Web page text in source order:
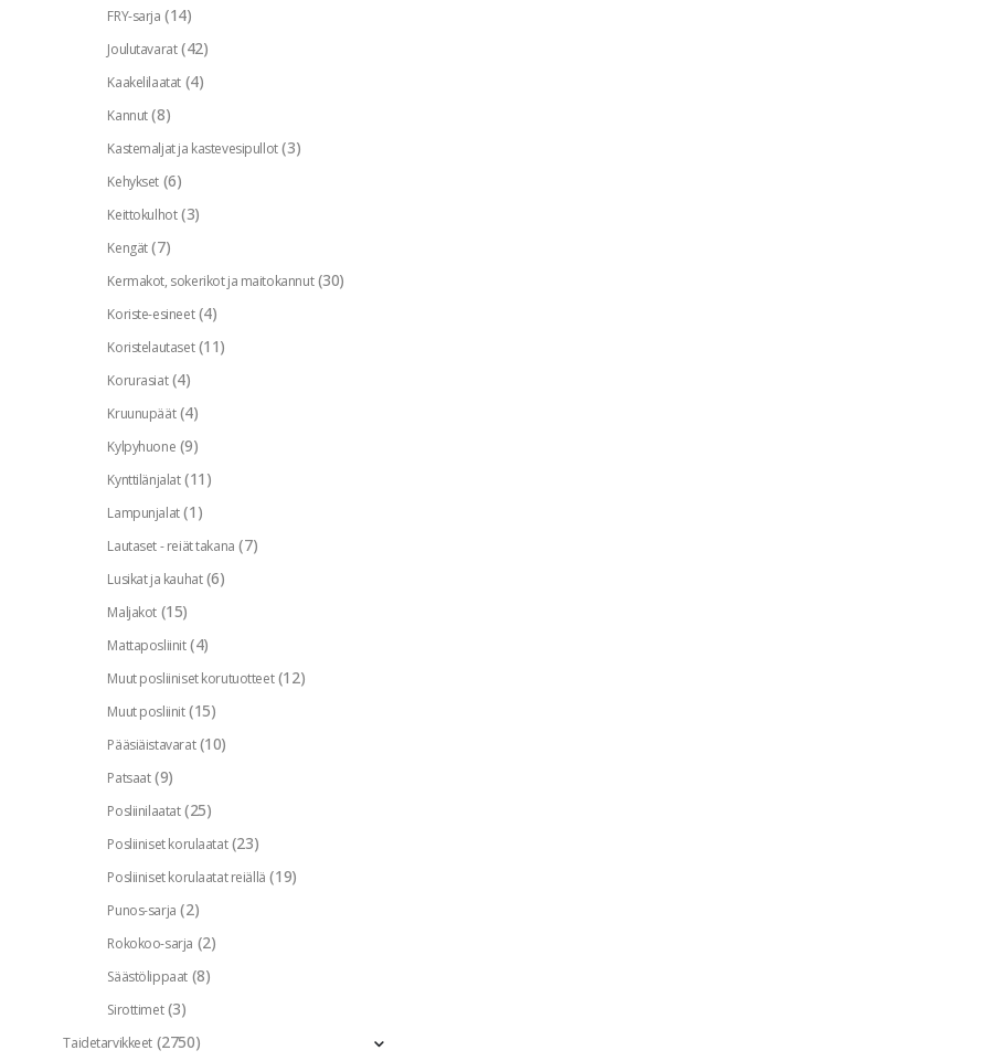
FRY-sarja (14)
Joulutavarat (42)
Kaakelilaatat (4)
Kannut (8)
Kastemaljat ja kastevesipullot (3)
Kehykset (6)
Keittokulhot (3)
Kengät (7)
Kermakot, sokerikot ja maitokannut (30)
Koriste-esineet (4)
Koristelautaset (11)
Korurasiat (4)
Kruunupäät (4)
Kylpyhuone (9)
Kynttilänjalat (11)
Lampunjalat (1)
Lautaset - reiät takana (7)
Lusikat ja kauhat (6)
Maljakot (15)
Mattaposliinit (4)
Muut posliiniset korutuotteet (12)
Muut posliinit (15)
Pääsiäistavarat (10)
Patsaat (9)
Posliinilaatat (25)
Posliiniset korulaatat (23)
Posliiniset korulaatat reiällä (19)
Punos-sarja (2)
Rokokoo-sarja (2)
Säästölippaat (8)
Sirottimet (3)
Taidetarvikkeet (2750)